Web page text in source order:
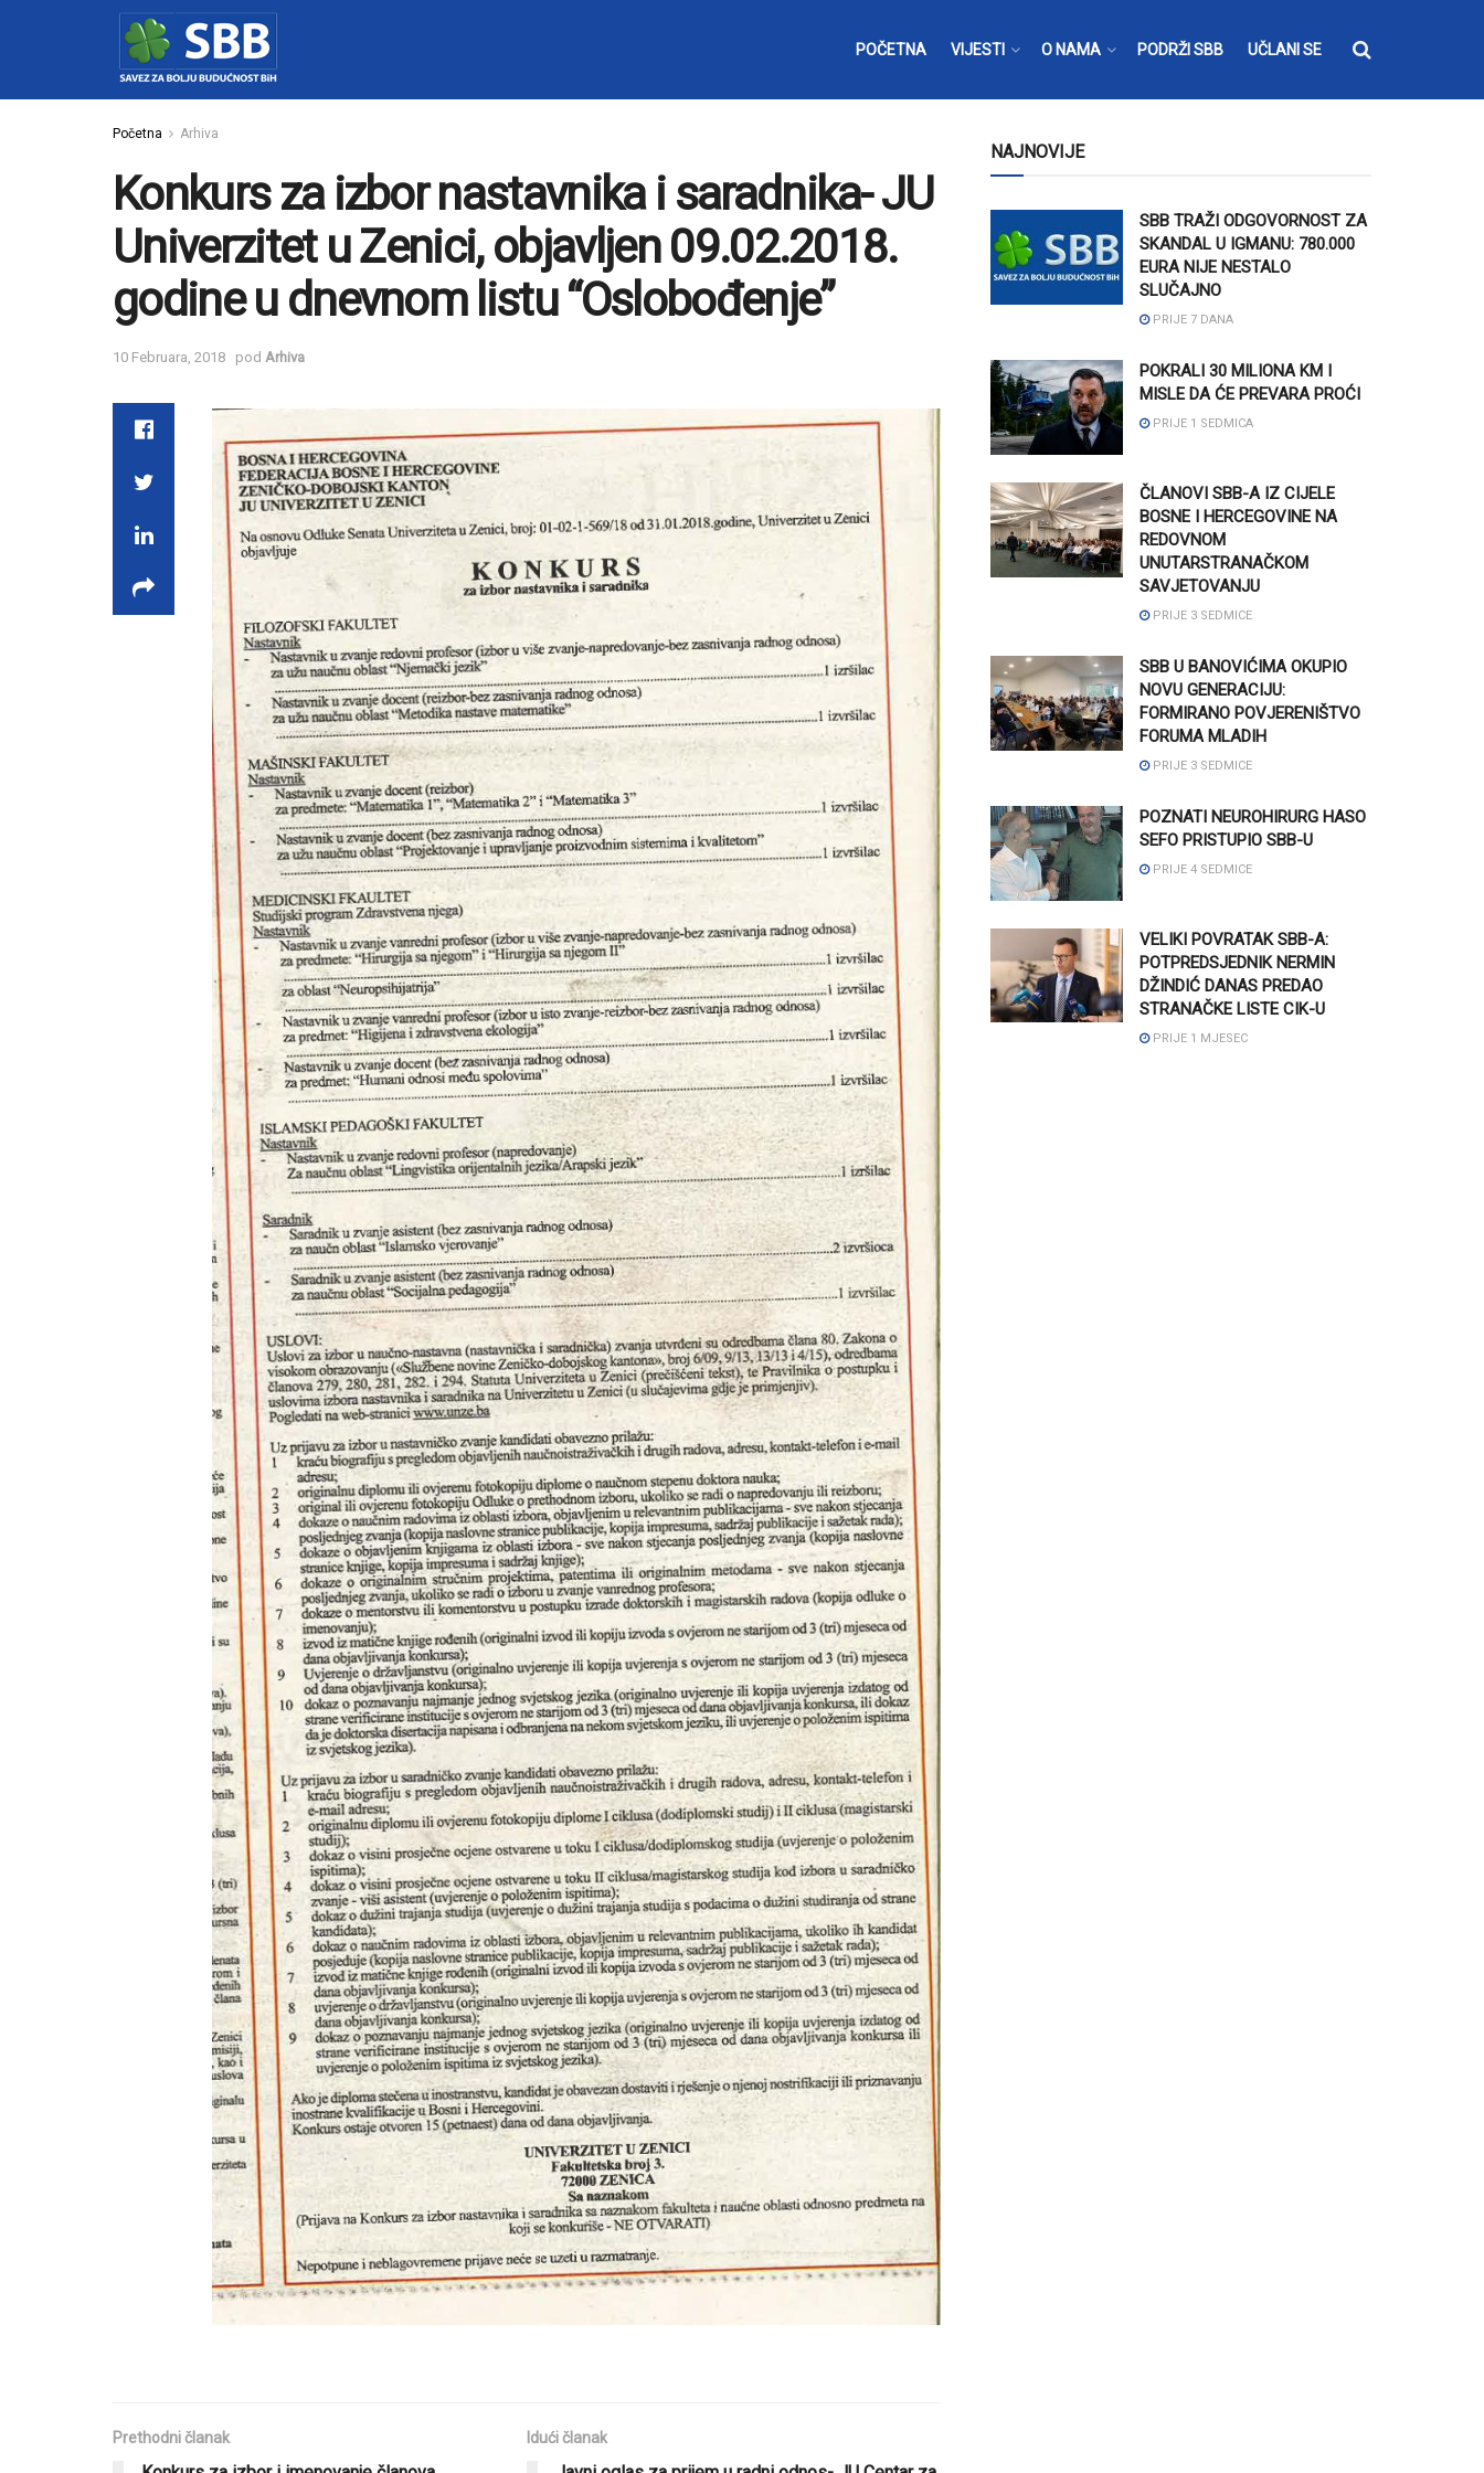
POČETNA VIJESTI O NAMA PODRŽI SBB UČLANI SE
Početna Arhiva
Konkurs za izbor nastavnika i saradnika- JU
Univerzitet u Zenici, objavljen 09.02.2018.
godine u dnevnom listu “Oslobođenje”
10 Februara, 2018 pod Arhiva
Prethodni članak Idući članak
NAJNOVIJE
SBB TRAŽI ODGOVORNOST ZA
SKANDAL U IGMANU: 780.000
EURA NIJE NESTALO
SLUČAJNO
PRIJE 7 DANA
POKRALI 30 MILIONA KM I
MISLE DA ĆE PREVARA PROĆI
PRIJE 1 SEDMICA
ČLANOVI SBB-A IZ CIJELE
BOSNE I HERCEGOVINE NA
REDOVNOM
UNUTARSTRANAČKOM
SAVJETOVANJU
PRIJE 3 SEDMICE
SBB U BANOVIĆIMA OKUPIO
NOVU GENERACIJU:
FORMIRANO POVJERENIŠTVO
FORUMA MLADIH
PRIJE 3 SEDMICE
POZNATI NEUROHIRURG HASO
SEFO PRISTUPIO SBB-U
PRIJE 4 SEDMICE
VELIKI POVRATAK SBB-A:
POTPREDSJEDNIK NERMIN
DŽINDIĆ DANAS PREDAO
STRANAČKE LISTE CIK-U
PRIJE 1 MJESEC